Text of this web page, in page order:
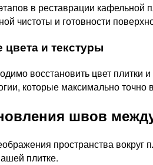
в реставрации кафельной
чистоты и готовности
и текстуры
восстановить цвет
которые максимально точно
швов
пространства вокруг
плитке.